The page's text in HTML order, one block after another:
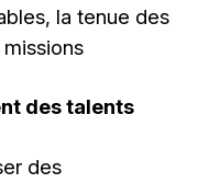
la tenue des
des talents
des